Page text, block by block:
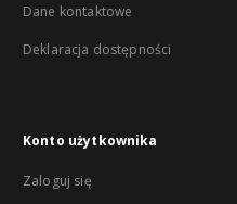
Dane kontaktowe
Deklaracja dostępności
Konto użytkownika
Zaloguj się